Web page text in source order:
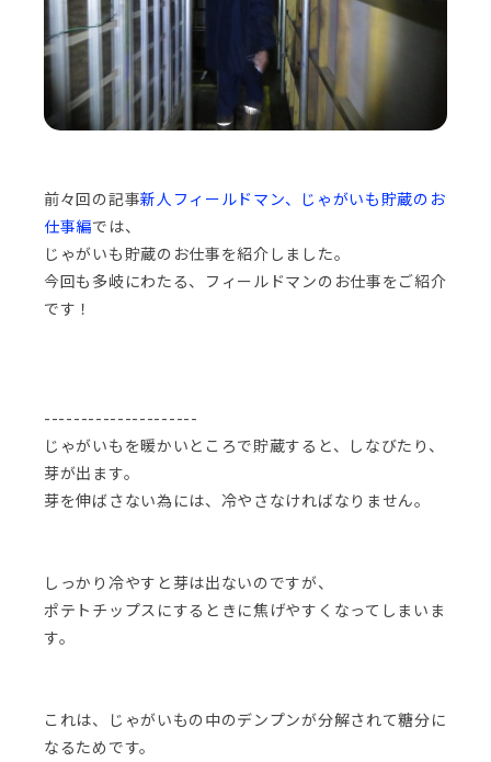
前々回の記事新人フィールドマン、じゃがいも貯蔵のお
仕事編では、
じゃがいも貯蔵のお仕事を紹介しました。
今回も多岐にわたる、フィールドマンのお仕事をご紹介
です！
---------------------
じゃがいもを暖かいところで貯蔵すると、しなびたり、
芽が出ます。
芽を伸ばさない為には、冷やさなければなりません。
しっかり冷やすと芽は出ないのですが、
ポテトチップスにするときに焦げやすくなってしまいま
す。
これは、じゃがいもの中のデンプンが分解されて糖分に
なるためです。